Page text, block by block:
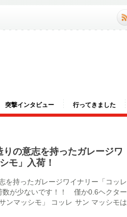
突撃インタビュー 行ってきました
の意志を持ったガレージワ
モ」入荷！
を持ったガレージワイナリー「コッレ
数が少ないです！！ 僅か0.6ヘクター
ンマッシモ」 コッレ サン マッシモは